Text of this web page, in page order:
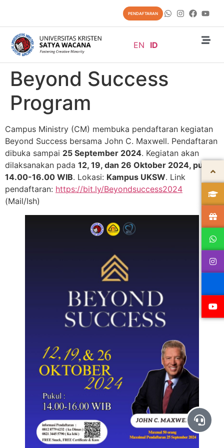
PENDAFTARAN
EN ID
Beyond Success
Program
Campus Ministry (CM) membuka pendaftaran kegiatan
Beyond Success bersama John C. Maxwell. Pendaftaran
dibuka sampai 25 September 2024. Kegiatan akan
dilaksanakan pada 12, 19, dan 26 Oktober 2024, pukul
14.00-16.00 WIB. Lokasi: Kampus UKSW. Link
pendaftaran: https://bit.ly/Beyondsuccess2024
(Mail/Ish)